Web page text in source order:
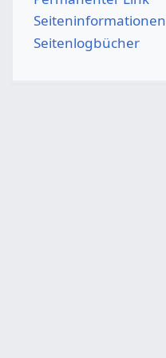
Seiten­­informationen
Seitenlogbücher